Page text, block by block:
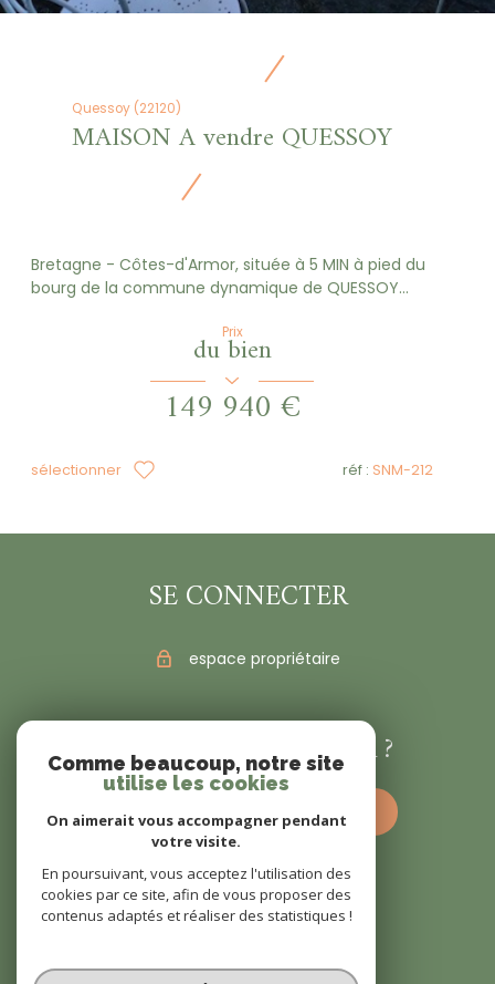
Quessoy (22120)
MAISON A vendre QUESSOY
Bretagne - Côtes-d'Armor, située à 5 MIN à pied du
bourg de la commune dynamique de QUESSOY...
Prix
du bien
149 940 €
sélectionner réf : SNM-212
SE CONNECTER
espace propriétaire
VOUS ÊTES VENDEUR ?
estimez votre bien dès à présent
Comme beaucoup, notre site
utilise les cookies
On aimerait vous accompagner pendant
votre visite.
En poursuivant, vous acceptez l'utilisation des
cookies par ce site, afin de vous proposer des
contenus adaptés et réaliser des statistiques !